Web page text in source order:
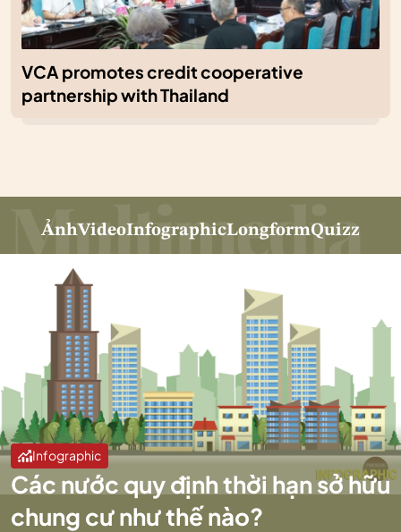
VCA promotes credit cooperative
partnership with Thailand
ẢnhVideoInfographicLongformQuizz
Infographic
Các nước quy định thời hạn sở hữu
chung cư như thế nào?